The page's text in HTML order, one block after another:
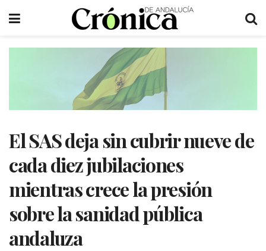
El SAS deja sin cubrir nueve de
cada diez jubilaciones
mientras crece la presión
sobre la sanidad pública
andaluza